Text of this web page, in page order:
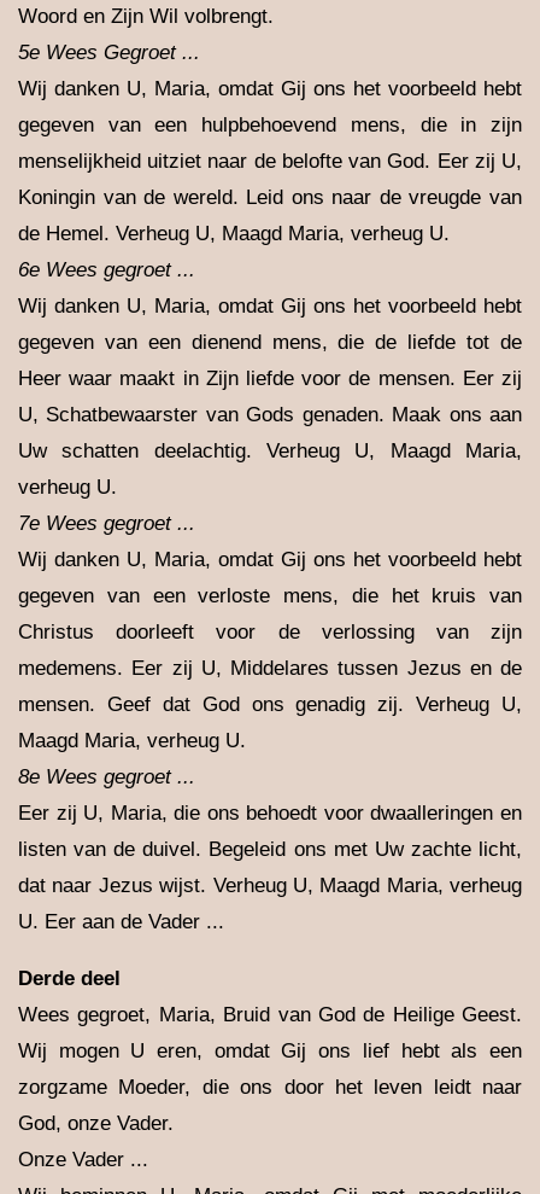
Woord en Zijn Wil volbrengt.
5e Wees Gegroet ...
Wij danken U, Maria, omdat Gij ons het voorbeeld hebt
gegeven van een hulpbehoevend mens, die in zijn
menselijkheid uitziet naar de belofte van God. Eer zij U,
Koningin van de wereld. Leid ons naar de vreugde van
de Hemel. Verheug U, Maagd Maria, verheug U.
6e Wees gegroet ...
Wij danken U, Maria, omdat Gij ons het voorbeeld hebt
gegeven van een dienend mens, die de liefde tot de
Heer waar maakt in Zijn liefde voor de mensen. Eer zij
U, Schatbewaarster van Gods genaden. Maak ons aan
Uw schatten deelachtig. Verheug U, Maagd Maria,
verheug U.
7e Wees gegroet ...
Wij danken U, Maria, omdat Gij ons het voorbeeld hebt
gegeven van een verloste mens, die het kruis van
Christus doorleeft voor de verlossing van zijn
medemens. Eer zij U, Middelares tussen Jezus en de
mensen. Geef dat God ons genadig zij. Verheug U,
Maagd Maria, verheug U.
8e Wees gegroet ...
Eer zij U, Maria, die ons behoedt voor dwaalleringen en
listen van de duivel. Begeleid ons met Uw zachte licht,
dat naar Jezus wijst. Verheug U, Maagd Maria, verheug
U. Eer aan de Vader ...
Derde deel
Wees gegroet, Maria, Bruid van God de Heilige Geest.
Wij mogen U eren, omdat Gij ons lief hebt als een
zorgzame Moeder, die ons door het leven leidt naar
God, onze Vader.
Onze Vader ...